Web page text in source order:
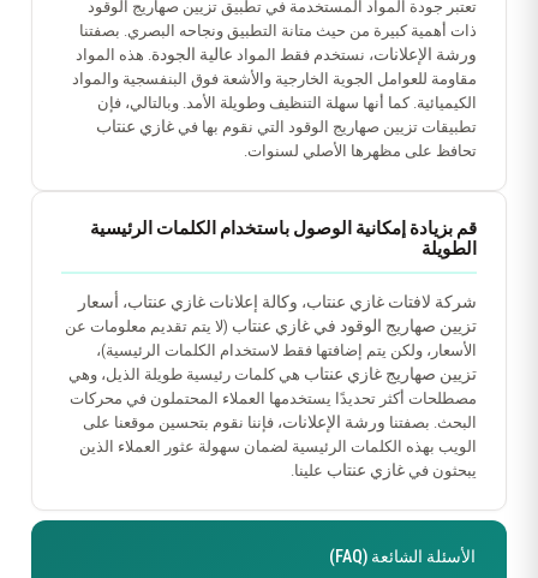
تعتبر جودة المواد المستخدمة في تطبيق تزيين صهاريج الوقود
ذات أهمية كبيرة من حيث متانة التطبيق ونجاحه البصري. بصفتنا
ورشة الإعلانات، نستخدم فقط المواد عالية الجودة. هذه المواد
مقاومة للعوامل الجوية الخارجية والأشعة فوق البنفسجية والمواد
الكيميائية. كما أنها سهلة التنظيف وطويلة الأمد. وبالتالي، فإن
تطبيقات تزيين صهاريج الوقود التي نقوم بها في غازي عنتاب
تحافظ على مظهرها الأصلي لسنوات.
قم بزيادة إمكانية الوصول باستخدام الكلمات الرئيسية
الطويلة
شركة لافتات غازي عنتاب، وكالة إعلانات غازي عنتاب، أسعار
تزيين صهاريج الوقود في غازي عنتاب (لا يتم تقديم معلومات عن
الأسعار، ولكن يتم إضافتها فقط لاستخدام الكلمات الرئيسية)،
تزيين صهاريج غازي عنتاب هي كلمات رئيسية طويلة الذيل، وهي
مصطلحات أكثر تحديدًا يستخدمها العملاء المحتملون في محركات
البحث. بصفتنا ورشة الإعلانات، فإننا نقوم بتحسين موقعنا على
الويب بهذه الكلمات الرئيسية لضمان سهولة عثور العملاء الذين
يبحثون في غازي عنتاب علينا.
الأسئلة الشائعة (FAQ)